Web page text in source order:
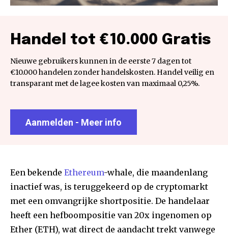
Handel tot €10.000 Gratis
Nieuwe gebruikers kunnen in de eerste 7 dagen tot
€10.000 handelen zonder handelskosten. Handel veilig en
transparant met de lagee kosten van maximaal 0,25%.
Aanmelden - Meer info
Een bekende Ethereum-whale, die maandenlang
inactief was, is teruggekeerd op de cryptomarkt
met een omvangrijke shortpositie. De handelaar
heeft een hefboompositie van 20x ingenomen op
Ether (ETH), wat direct de aandacht trekt vanwege